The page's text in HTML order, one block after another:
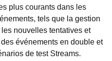
plus courants dans les
tels que la gestion
nouvelles tentatives et
événements en double et
de test Streams.